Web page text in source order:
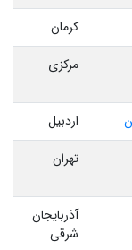
کرمان
مرکزی
اردبیل
تهران
آذربایجان
شرقی